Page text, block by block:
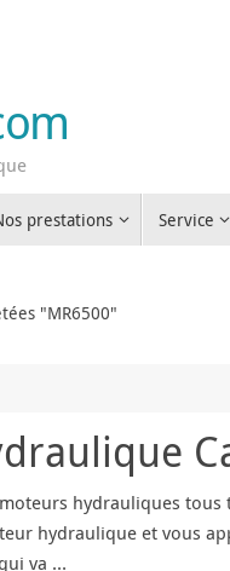
prestations Service
"MR6500"
hydrauliques
hydraulique et vous
va …